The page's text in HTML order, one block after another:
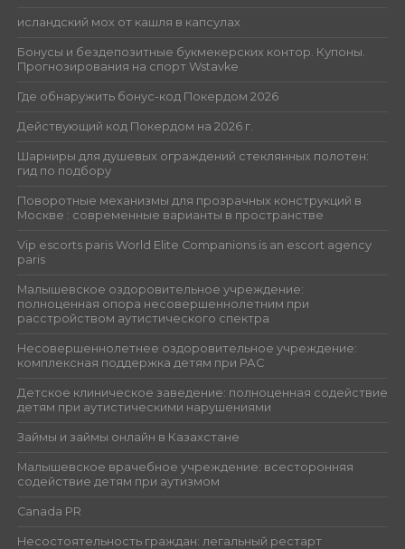
исландский мох от кашля в капсулах
Бонусы и бездепозитные букмекерских контор. Купоны.
Прогнозирования на спорт Wstavke
Где обнаружить бонус-код Покердом 2026
Действующий код Покердом на 2026 г.
Шарниры для душевых ограждений стеклянных полотен:
гид по подбору
Поворотные механизмы для прозрачных конструкций в
Москве : современные варианты в пространстве
Vip escorts paris World Elite Companions is an escort agency
paris
Малышевское оздоровительное учреждение:
полноценная опора несовершеннолетним при
расстройством аутистического спектра
Несовершеннолетнее оздоровительное учреждение:
комплексная поддержка детям при РАС
Детское клиническое заведение: полноценная содействие
детям при аутистическими нарушениями
Займы и займы онлайн в Казахстане
Малышевское врачебное учреждение: всесторонняя
содействие детям при аутизмом
Canada PR
Несостоятельность граждан: легальный рестарт